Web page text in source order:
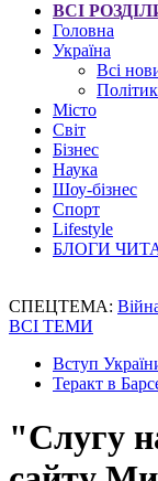
ВСІ
Головна
Україна
Всі
Місто
Світ
Бізнес
Наука
Шоу-бізнес
Спорт
Lifestyle
БЛОГИ
СПЕЦТЕМА:
ВСІ ТЕМИ
Вступ
Теракт в
"Слугу